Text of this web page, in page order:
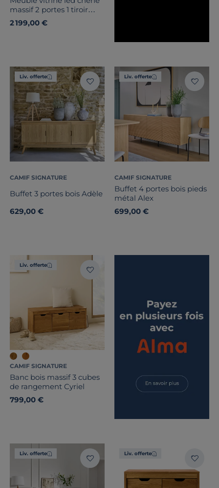
massif 2 portes 1 tiroir
Charles
2 199,00 €
Liv. offerte
CAMIF SIGNATURE
Buffet 3 portes bois Adèle
629,00 €
Liv. offerte
CAMIF SIGNATURE
Buffet 4 portes bois pieds
métal Alex
699,00 €
Liv. offerte
CAMIF SIGNATURE
Banc bois massif 3 cubes
de rangement Cyriel
799,00 €
Liv. offerte Liv. offerte